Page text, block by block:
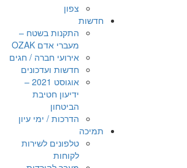
צפון
חדשות
התקנות בשטח –
מעברי אדם OZAK
אירועי חברה / חגים
חדשות ועדכונים
אוגוסט 2021 –
ידיעון חטיבת
הביטחון
הדרכות / ימי עיון
תמיכה
טלפונים לשירות
לקוחות